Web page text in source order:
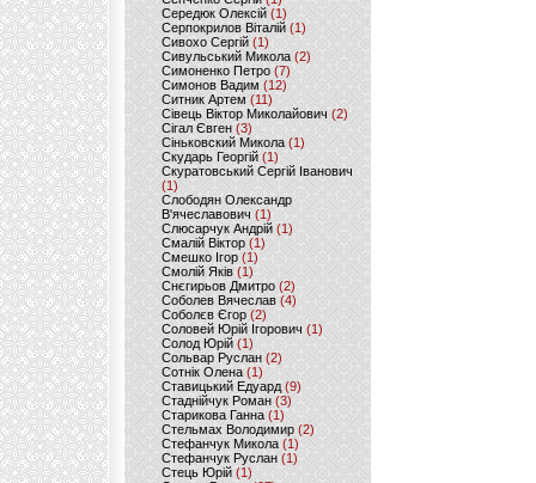
Середюк Олексій(1)
Серпокрилов Віталій(1)
Сивохо Сергій(1)
Сивульський Микола(2)
Симоненко Петро(7)
Симонов Вадим (12)
Ситник Артем(11)
Сівець Віктор Миколайович(2)
Сігал Євген (3)
Сіньковский Микола(1)
Скударь Георгій (1)
Скуратовський Сергій Іванович
(1)
Слободян Олександр
В'ячеславович(1)
Слюсарчук Андрій(1)
Смалій Віктор (1)
Смешко Ігор (1)
Смолій Яків (1)
Снєгирьов Дмитро (2)
Соболев Вячеслав (4)
Соболєв Єгор(2)
Соловей Юрій Ігорович (1)
Солод Юрій (1)
Сольвар Руслан (2)
Сотнік Олена(1)
Ставицький Едуард (9)
Стаднійчук Роман(3)
Старикова Ганна (1)
Стельмах Володимир(2)
Стефанчук Микола (1)
Стефанчук Руслан (1)
Стець Юрій (1)